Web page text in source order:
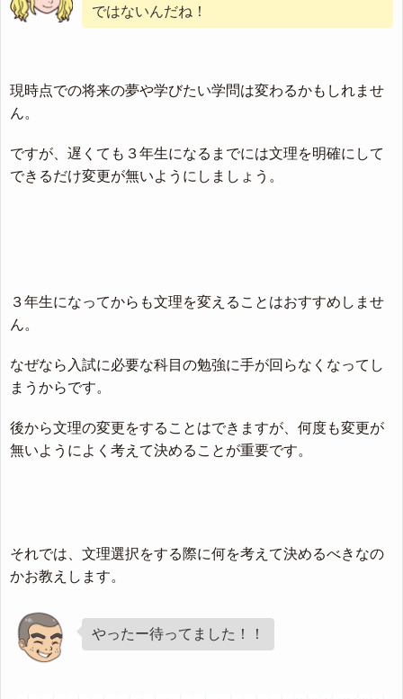
ではないんだね！
現時点での将来の夢や学びたい学問は変わるかもしれませ
ん。
ですが、遅くても３年生になるまでには文理を明確にして
できるだけ変更が無いようにしましょう。
３年生になってからも文理を変えることはおすすめしませ
ん。
なぜなら入試に必要な科目の勉強に手が回らなくなってし
まうからです。
後から文理の変更をすることはできますが、何度も変更が
無いようによく考えて決めることが重要です。
それでは、文理選択をする際に何を考えて決めるべきなの
かお教えします。
やったー待ってました！！